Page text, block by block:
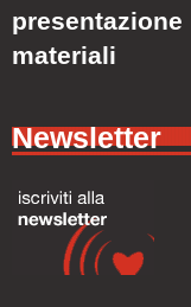
presentazione
materiali
Newsletter